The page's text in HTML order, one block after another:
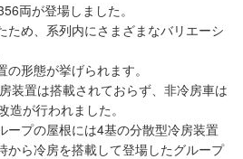
両が登場しました。
ため、系列内にさまざまなバリエーシ
形態が挙げられます。
装置は搭載されておらず、非冷房車は
が行われました。
ープの屋根には4基の分散型冷房装置
から冷房を搭載して登場したグループ